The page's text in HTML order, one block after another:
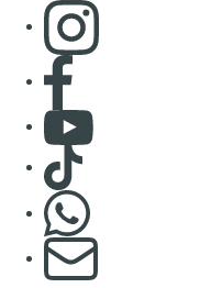
Consulter page
Consulter page
Consulter
Consulter TikTok
S'abonner à